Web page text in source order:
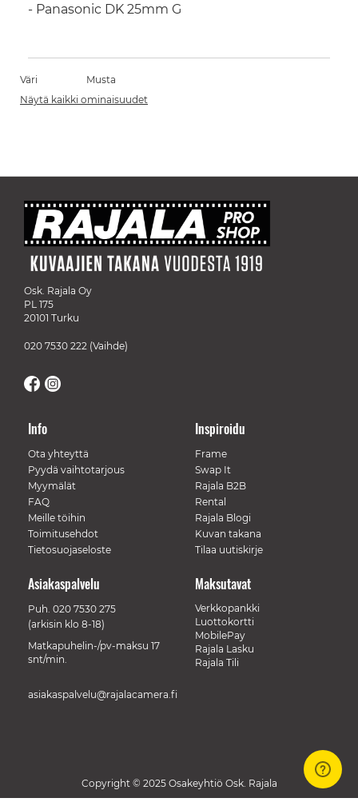
- Panasonic DK 25mm G
Väri
Musta
Näytä kaikki ominaisuudet
Osk. Rajala Oy
PL 175
20101 Turku
020 7530 222 (Vaihde)
Info
Ota yhteyttä
Pyydä vaihtotarjous
Myymälät
FAQ
Meille töihin
Toimitusehdot
Tietosuojaseloste
Inspiroidu
Frame
Swap It
Rajala B2B
Rental
Rajala Blogi
Kuvan takana
Tilaa uutiskirje
Maksutavat
Verkkopankki
Luottokortti
MobilePay
Rajala Lasku
Rajala Tili
Asiakaspalvelu
Puh. 020 7530 275
(arkisin klo 8-18)
Matkapuhelin-/pv-maksu 17
snt/min.
asiakaspalvelu@rajalacamera.fi
Copyright © 2025 Osakeyhtiö Osk. Rajala